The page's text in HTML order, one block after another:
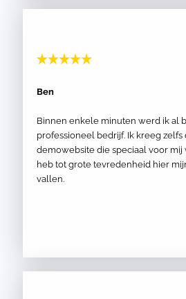
Ben
Binnen enkele minuten werd ik al
professioneel bedrijf. Ik kreeg zelfs
demowebsite die speciaal voor mij
heb tot grote tevredenheid hier
vallen.